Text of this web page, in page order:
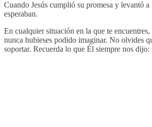
Cuando Jesús cumplió su promesa y levantó
esperaban.
En cualquier situación en la que te
nunca hubieses podido imaginar. No olvides
soportar. Recuerda lo que Él siempre nos dijo: